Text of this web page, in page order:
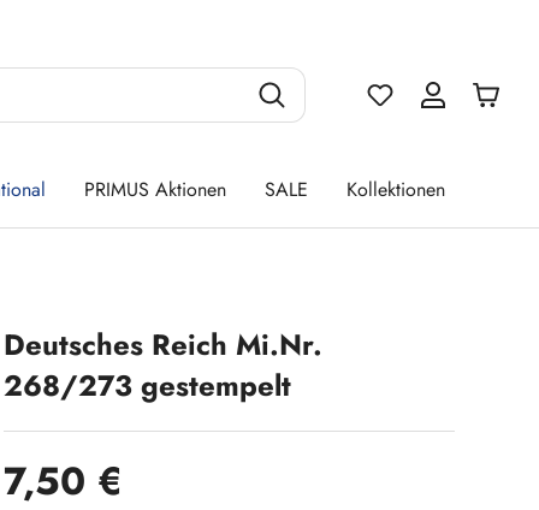
Du hast 0
PRIMUS Aktionen SALE Kollektionen
Deutsches Reich Mi.Nr.
268/273 gestempelt
Regulärer Preis:
7,50 €